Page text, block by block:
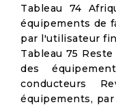
Tableau 74
équipements de
par l'utilisateur
Tableau 75
des
conducteurs
équipements,